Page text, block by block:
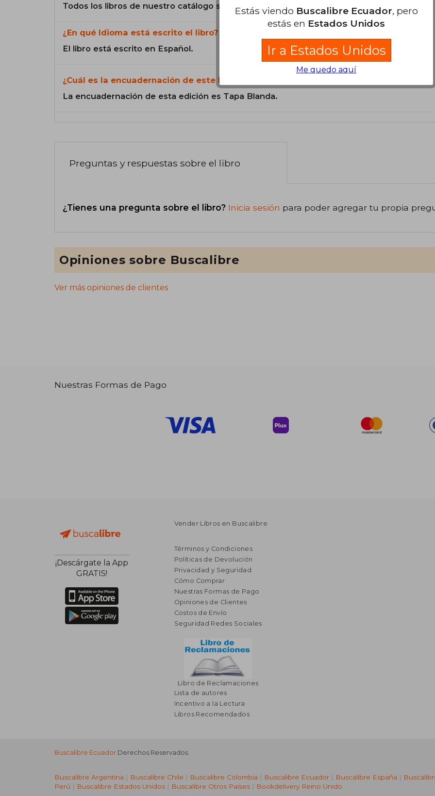
Todos los libros de nuestro catálogo son Originales.
¿En qué Idioma está escrito el libro?
El libro está escrito en Español.
¿Cuál es la encuadernación de este libro?
La encuadernación de esta edición es Tapa Blanda.
Preguntas y respuestas sobre el libro
¿Tienes una pregunta sobre el libro? Inicia sesión para poder agregar tu propia
Opiniones sobre Buscalibre
Ver más opiniones de clientes
Nuestras Formas de Pago
¡Descárgate la App
GRATIS!
Vender Libros en Buscalibre
Términos y Condiciones
Políticas de Devolución
Privacidad y Seguridad
Cómo Comprar
Nuestras Formas de Pago
Opiniones de Clientes
Costos de Envío
Seguridad Redes Sociales
Libro de Reclamaciones
Lista de autores
Incentivo a la Lectura
Libros Recomendados
Buscalibre Ecuador Derechos Reservados.
Buscalibre Argentina | Buscalibre Chile | Buscalibre Colombia | Buscalibre Ecuador | Buscalibre España |
Perú | Buscalibre Estados Unidos | Buscalibre Otros Países | Bookdelivery Reino Unido
Estás viendo Buscalibre Ecuador, pero
estás en Estados Unidos
Ir a Estados Unidos
Me quedo aquí